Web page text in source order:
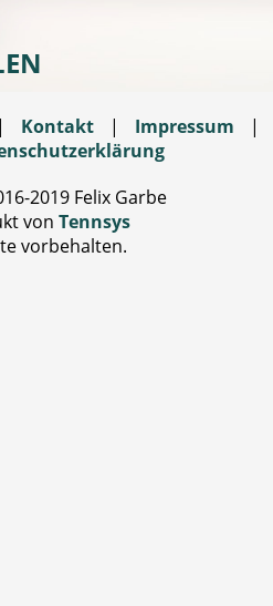
| Kontakt | Impressum
|
2019 Felix Garbe
von Tennsys
vorbehalten.